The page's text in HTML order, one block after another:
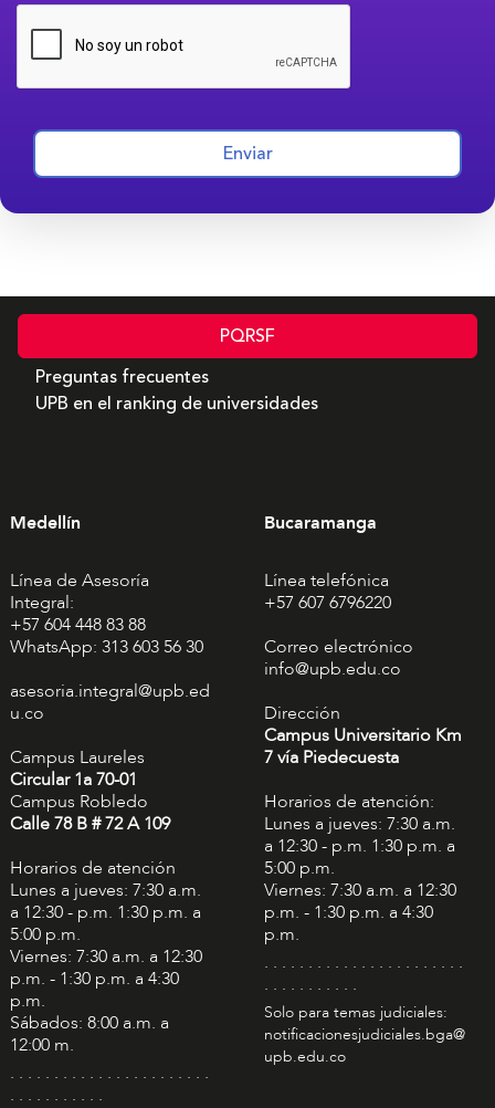
Enviar
PQRSF
Preguntas frecuentes
UPB en el ranking de universidades
Medellín
Línea de Asesoría
Integral:
+57 604 448 83 88
WhatsApp: 313 603 56 30
asesoria.integral@upb.ed
u.co
Campus Laureles
Circular 1a 70-01
Campus Robledo
Calle 78 B # 72 A 109
Horarios de atención
Lunes a jueves: 7:30 a.m.
a 12:30 - p.m. 1:30 p.m. a
5:00 p.m.
Viernes: 7:30 a.m. a 12:30
p.m. - 1:30 p.m. a 4:30
p.m.
Sábados: 8:00 a.m. a
12:00 m.
. . . . . . . . . . . . . . . . . . . . . . .
. . . . . . . . . . .
Bucaramanga
Línea telefónica
+57 607 6796220
Correo electrónico
info@upb.edu.co
Dirección
Campus Universitario Km
7 vía Piedecuesta
Horarios de atención:
Lunes a jueves: 7:30 a.m.
a 12:30 - p.m. 1:30 p.m. a
5:00 p.m.
Viernes: 7:30 a.m. a 12:30
p.m. - 1:30 p.m. a 4:30
p.m.
. . . . . . . . . . . . . . . . . . . . . . .
. . . . . . . . . . .
Solo para temas judiciales:
notificacionesjudiciales.bga@
upb.edu.co